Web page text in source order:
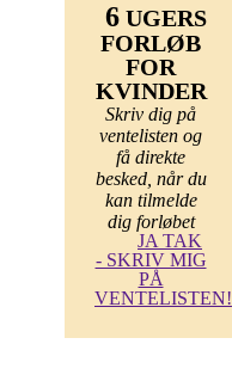
6 UGERS
FORLØB
FOR
KVINDER
Skriv dig på
ventelisten og
få direkte
besked, når du
kan tilmelde
dig forløbet
JA TAK
- SKRIV MIG
PÅ
VENTELISTEN!